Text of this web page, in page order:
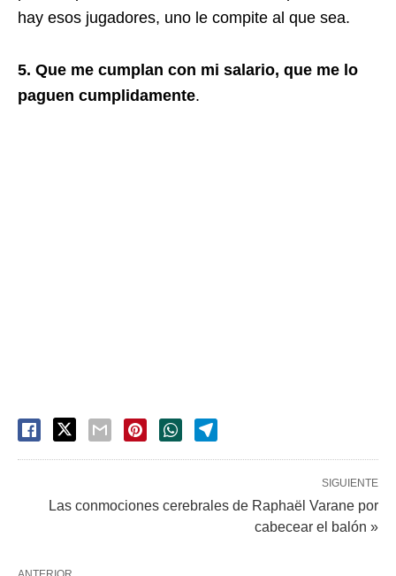
hay esos jugadores, uno le compite al que sea.
5. Que me cumplan con mi salario, que me lo
paguen cumplidamente.
SIGUIENTE
Las conmociones cerebrales de Raphaël Varane por
cabecear el balón »